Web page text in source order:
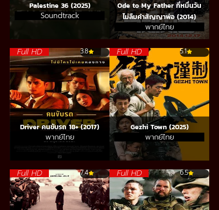
Palestine 36 (2025)
Soundtrack
Ode to My Father กี่หมื่นวัน
ไม่ลืมคำสัญญาพ่อ (2014)
พากย์ไทย
Full HD 3.8
Driver คนขับรถ 18+ (2017)
พากย์ไทย
Full HD 5.1
Gezhi Town (2025)
พากย์ไทย
Full HD 7.4 Full HD 6.5